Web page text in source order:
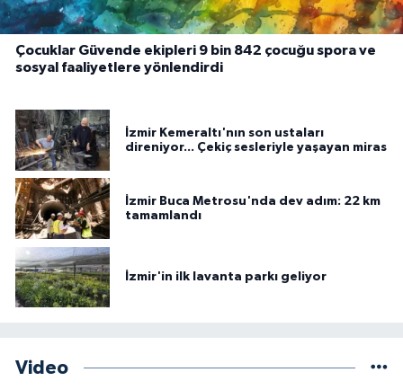
Çocuklar Güvende ekipleri 9 bin 842 çocuğu spora ve
sosyal faaliyetlere yönlendirdi
İzmir Kemeraltı'nın son ustaları
direniyor... Çekiç sesleriyle yaşayan miras
İzmir Buca Metrosu'nda dev adım: 22 km
tamamlandı
İzmir'in ilk lavanta parkı geliyor
Video